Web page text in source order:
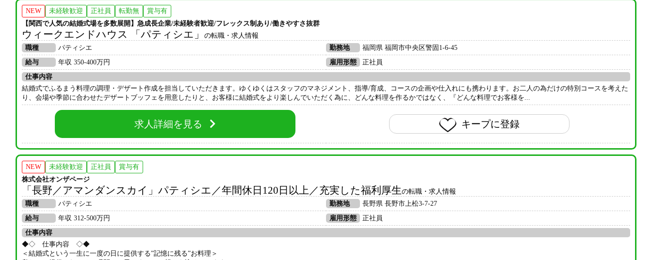
NEW 未経験歓迎 正社員 転勤無
賞与有
【関西で人気の結婚式場を多数展開】急成長企業/未経験者歓迎/フレックス制あり/働きやすさ抜群
ウィークエンドハウス 「パティシエ」
の転職・求人情報
職種
パティシエ 勤務地
福岡県 福岡市中央区警固1-6-45
給与
年収 350-400万円 雇用形態
正社員
仕事内容
結婚式でふるまう料理の調理・デザート作成を担当していただきます。ゆくゆくはスタッフのマネジメント、指導/育成、コースの企画や仕入れにも携わります。お二人の為だけの特別コースを考えた
り、会場や季節に合わせたデザートブッフェを用意したりと、お客様に結婚式をより楽しんでいただく為に、どんな料理を作るかではなく、『どんな料理でお客様を...
求人詳細を見る キープに登録
NEW 未経験歓迎 正社員
賞与有
株式会社オンザページ
「長野／アマンダンスカイ」パティシエ／年間休日120日以上／充実した福利厚生の転職・求人情報
職種
パティシエ 勤務地
長野県 長野市上松3-7-27
給与
年収 312-500万円 雇用形態
正社員
仕事内容
◆◇ 仕事内容 ◇◆
＜結婚式という一生に一度の日に提供する”記憶に残る”お料理＞